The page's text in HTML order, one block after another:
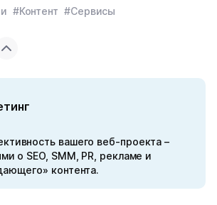
#Контент #Сервисы
вашего веб-проекта –
о SEO, SMM, PR, рекламе и
контента.